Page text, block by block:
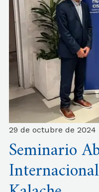
29 de octubre de 2024
Seminario